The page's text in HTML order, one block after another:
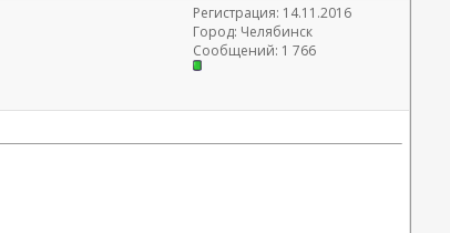
Регистрация: 14.11.2016
Город: Челябинск
Сообщений: 1 766